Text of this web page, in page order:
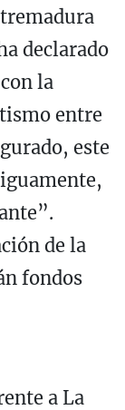
declarado
la
entre
este
de la
fondos
a La